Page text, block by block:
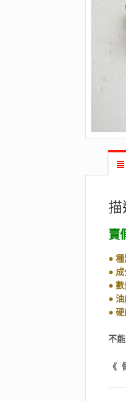
描
賣
●
●
●
●
●
不
《